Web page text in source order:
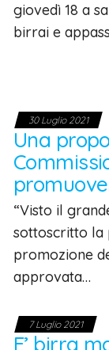
giovedì 18 a
birrai e
30 Luglio 2021
Una
“Visto il
sottoscritto la
promozione
approvata…
7 Luglio 2021
E’ birra